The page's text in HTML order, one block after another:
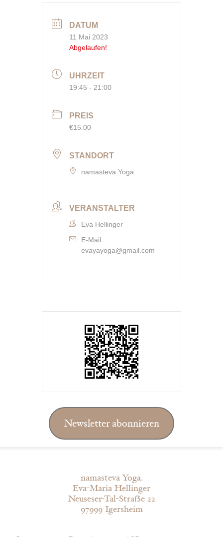
DATUM
11 Mai 2023
Abgelaufen!
UHRZEIT
19:45 - 21:00
PREIS
€15.00
STANDORT
namasteva Yoga.
VERANSTALTER
Eva Hellinger
E-Mail
evayayoga@gmail.com
Newsletter abonnieren
namasteva Yoga.
Eva-Maria Hellinger
Neuseser-Tal-Straẞe 22
97999 Igersheim